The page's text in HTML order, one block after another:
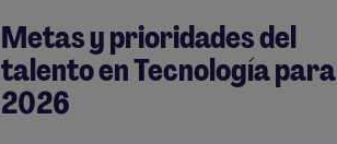
Metas y prioridades del
talento en Tecnología para
2026